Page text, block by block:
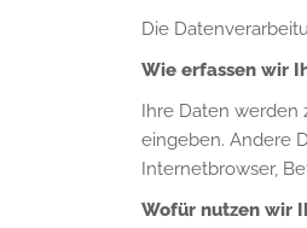
Die
Wie erfassen wir
Ihre Daten werden
eingeben. Andere
Internetbrowser,
Wofür nutzen wir